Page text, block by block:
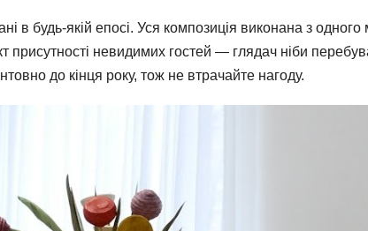
в будь-якій епосі. Уся композиція виконана з
присутності невидимих гостей — глядач ніби
до кінця року, тож не втрачайте нагоду.